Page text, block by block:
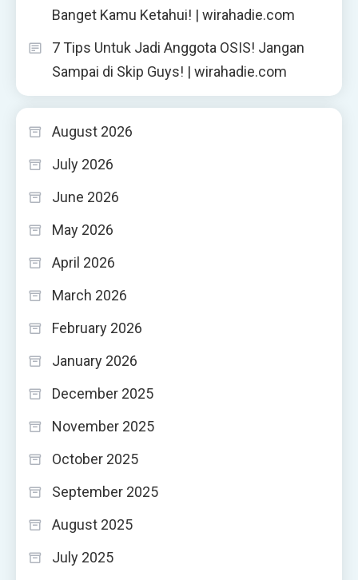
Banget Kamu Ketahui! | wirahadie.com
7 Tips Untuk Jadi Anggota OSIS! Jangan
Sampai di Skip Guys! | wirahadie.com
August 2026
July 2026
June 2026
May 2026
April 2026
March 2026
February 2026
January 2026
December 2025
November 2025
October 2025
September 2025
August 2025
July 2025